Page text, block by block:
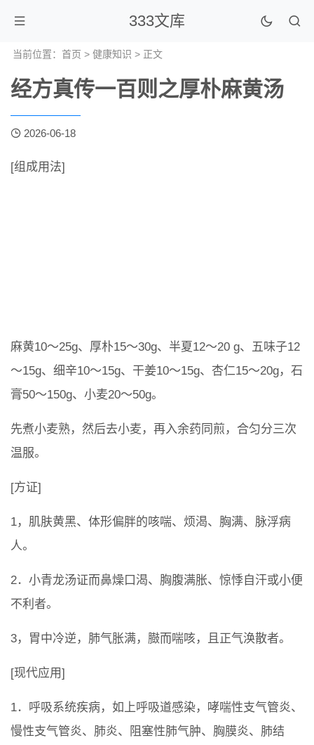
333文库
当前位置： 首页 > 健康知识 > 正文
经方真传一百则之厚朴麻黄汤
2026-06-18
[组成用法]
麻黄10～25g、厚朴15～30g、半夏12～20 g、五味子12
～15g、细辛10～15g、干姜10～15g、杏仁15～20g，石
膏50～150g、小麦20～50g。
先煮小麦熟，然后去小麦，再入余药同煎，合匀分三次
温服。
[方证]
1，肌肤黄黑、体形偏胖的咳喘、烦渴、胸满、脉浮病
人。
2．小青龙汤证而鼻燥口渴、胸腹满胀、惊悸自汗或小便
不利者。
3，胃中冷逆，肺气胀满，臌而喘咳，且正气涣散者。
[现代应用]
1．呼吸系统疾病，如上呼吸道感染，哮喘性支气管炎、
慢性支气管炎、肺炎、阻塞性肺气肿、胸膜炎、肺结